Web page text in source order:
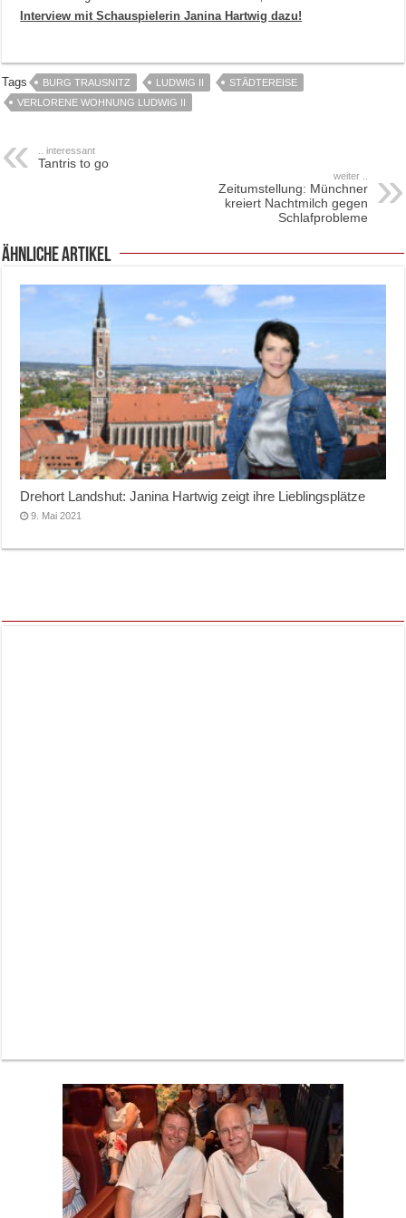
Interview mit Schauspielerin Janina Hartwig dazu!
Tags BURG TRAUSNITZ LUDWIG II
STÄDTEREISE
VERLORENE WOHNUNG LUDWIG II
.. interessant
Tantris to go
weiter ..
Zeitumstellung: Münchner
kreiert Nachtmilch gegen
Schlafprobleme
ähnliche Artikel
Drehort Landshut: Janina Hartwig zeigt ihre Lieblingsplätze
9. Mai 2021